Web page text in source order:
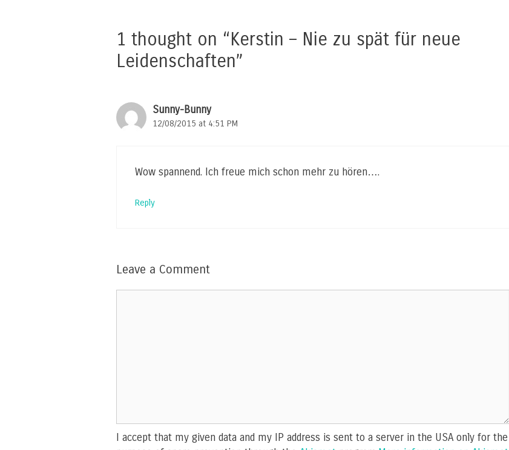
1 thought on “Kerstin – Nie zu spät für neue
Leidenschaften”
Sunny-Bunny
12/08/2015 at 4:51 PM
Wow spannend. Ich freue mich schon mehr zu hören….
Reply
Leave a Comment
I accept that my given data and my IP address is sent to a server in the USA only for the